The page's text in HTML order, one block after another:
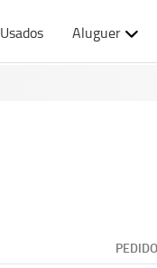
Usados Aluguer